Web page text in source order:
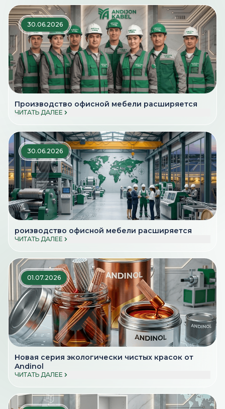
30.06.2026
Производство офисной мебели расширяется
ЧИТАТЬ ДАЛЕЕ
30.06.2026
роизводство офисной мебели расширяется
ЧИТАТЬ ДАЛЕЕ
01.07.2026
Новая серия экологически чистых красок от
Andinol
ЧИТАТЬ ДАЛЕЕ